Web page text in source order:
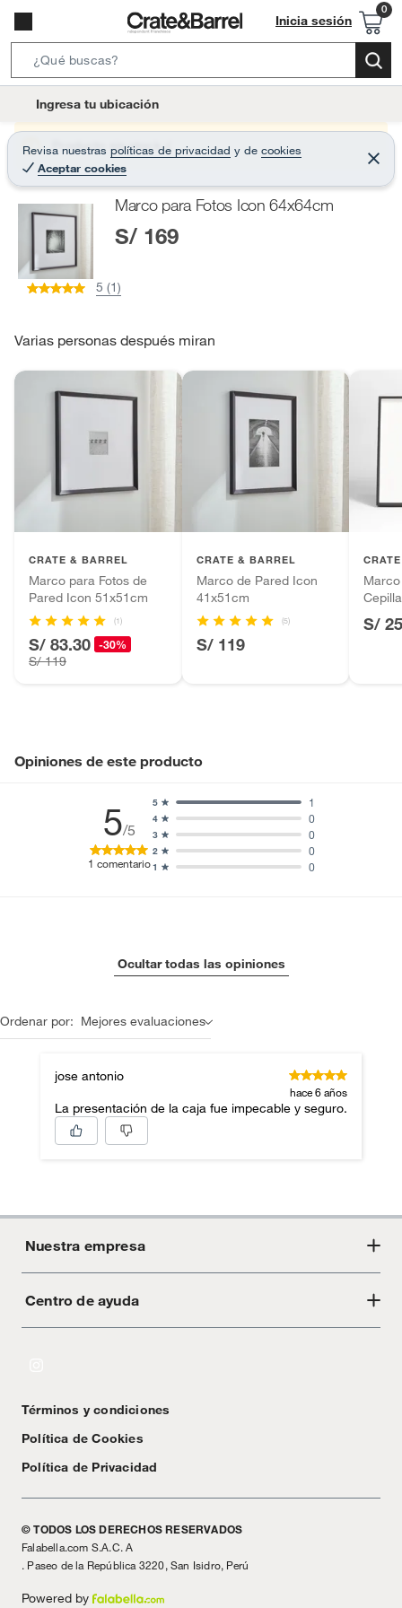
Inicia sesión
e
r
c
B
t
o
Ingresa tu ubicación
Revisa nuestras políticas de privacidad y de cookies
Aceptar cookies
C
e
r
Producto sin stock :(
Marco para Fotos Icon 64x64cm
S/ 169
5 (1)
Varias personas después miran
CRATE & BARREL
Marco para Fotos de
Pared Icon 51x51cm
(1)
S/ 83.30 -30%
S/ 119
CRATE & BARREL
Marco de Pared Icon
41x51cm
(5)
S/ 119
S/
Opiniones de este producto
5/5
1 comentario1 0
2 0
3 0
4 0
5 1
Ocultar todas las opiniones
Ordenar por: Mejores evaluaciones
jose antonio
hace 6 años
La presentación de la caja fue impecable y seguro.
Nuestra empresa
Acerca de Crate
Centro de ayuda
Textos Legales
Términos y condiciones
Política de Cookies
Política de Privacidad
© TODOS LOS DERECHOS RESERVADOS
Falabella.com S.A.C. A
. Paseo de la República 3220, San Isidro, Perú
Powered by